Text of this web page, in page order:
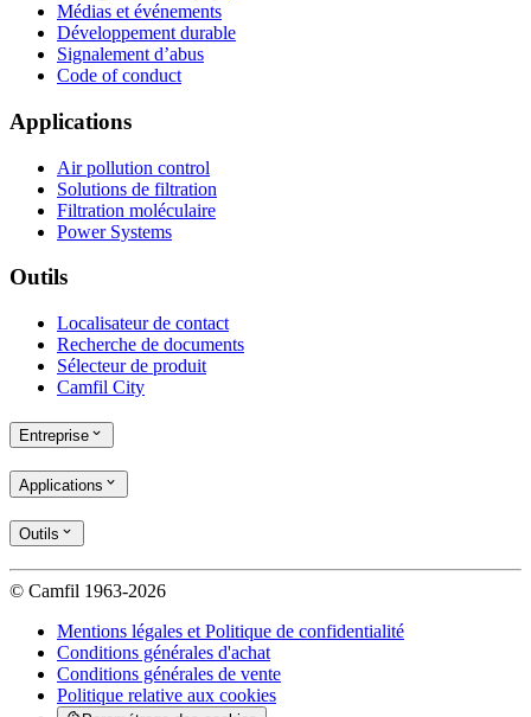
Médias et événements
Développement durable
Signalement d’abus
Code of conduct
Applications
Air pollution control
Solutions de filtration
Filtration moléculaire
Power Systems
Outils
Localisateur de contact
Recherche de documents
Sélecteur de produit
Camfil City
Entreprise
Applications
Outils
© Camfil 1963-2026
Mentions légales et Politique de confidentialité
Conditions générales d'achat
Conditions générales de vente
Politique relative aux cookies